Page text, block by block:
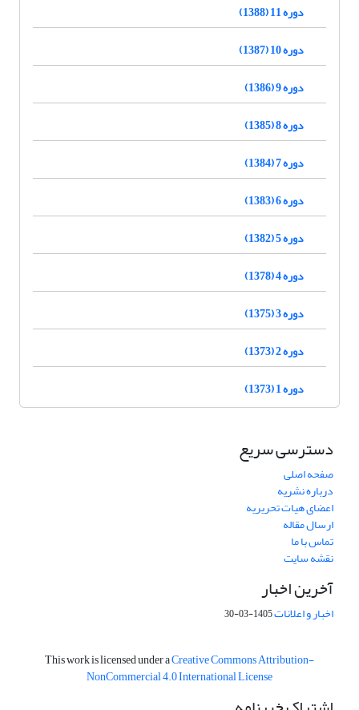
دوره 11 (1388)
دوره 10 (1387)
دوره 9 (1386)
دوره 8 (1385)
دوره 7 (1384)
دوره 6 (1383)
دوره 5 (1382)
دوره 4 (1378)
دوره 3 (1375)
دوره 2 (1373)
دوره 1 (1373)
دسترسی سریع
صفحه اصلی
درباره نشریه
اعضای هیات تحریریه
ارسال مقاله
تماس با ما
نقشه سایت
آخرین اخبار
اخبار و اعلانات1405-03-30
This work is licensed under aCreative Commons Attribution-
NonCommercial 4.0 International License